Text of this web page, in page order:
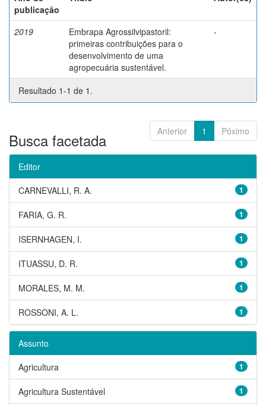
publicação
2019
Embrapa Agrossilvipastoril:
primeiras contribuições para o
desenvolvimento de uma
agropecuária sustentável.
-
Resultado 1-1 de 1.
Anterior 1 Póximo
Busca facetada
Editor
1
CARNEVALLI, R. A.
1
FARIA, G. R.
1
ISERNHAGEN, I.
1
ITUASSU, D. R.
1
MORALES, M. M.
1
ROSSONI, A. L.
Assunto
1
Agricultura
1
Agricultura Sustentável